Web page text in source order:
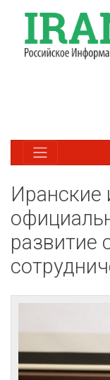
Иранские
развитие